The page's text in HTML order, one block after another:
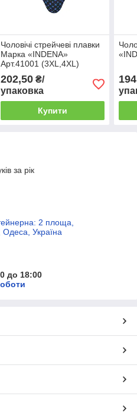
Чоловічі стрейчеві плавки
Марка «INDENA»
Арт.41001 (3XL,4XL)
202,50₴/
упаковка
Купити
за рік
2 площа,
Україна
до 18:00